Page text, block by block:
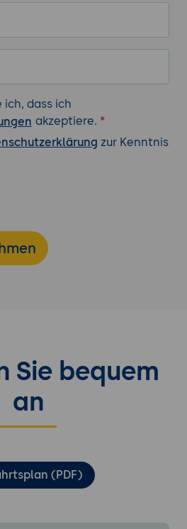
dass ich
akzeptiere. *
zur Kenntnis
Sie bequem
an
(PDF)